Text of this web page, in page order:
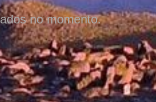
no momento.